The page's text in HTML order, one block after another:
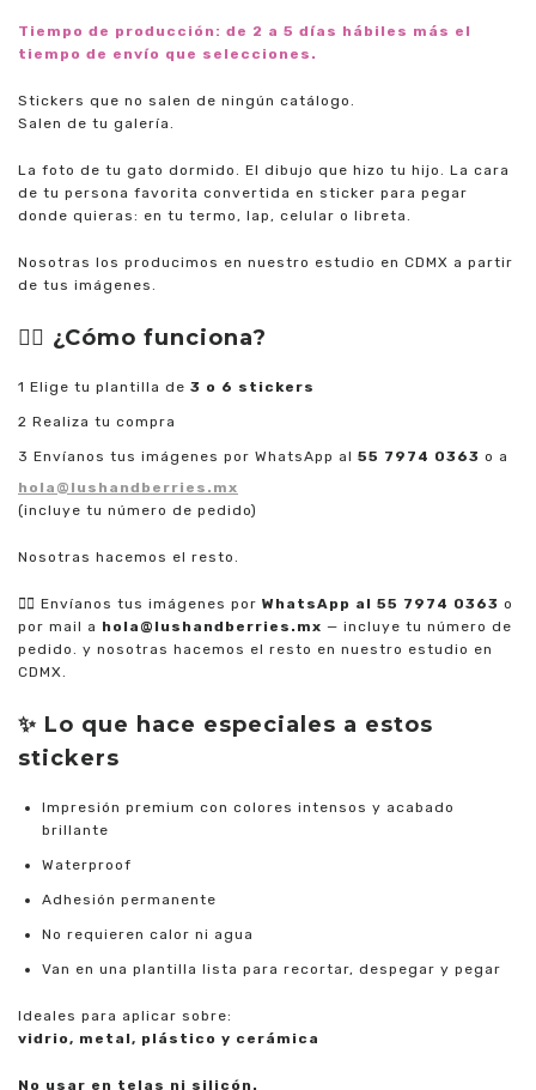
Tiempo de producción: de 2 a 5 días hábiles más el
tiempo de envío que selecciones.
Stickers que no salen de ningún catálogo.
Salen de tu galería.
La foto de tu gato dormido. El dibujo que hizo tu hijo. La cara
de tu persona favorita convertida en sticker para pegar
donde quieras: en tu termo, lap, celular o libreta.
Nosotras los producimos en nuestro estudio en CDMX a partir
de tus imágenes.
👉🏼 ¿Cómo funciona?
Elige tu plantilla de 3 o 6 stickers
Realiza tu compra
Envíanos tus imágenes por WhatsApp al 55 7974 0363 o a
hola@lushandberries.mx
(incluye tu número de pedido)
Nosotras hacemos el resto.
👉🏼 Envíanos tus imágenes por WhatsApp al 55 7974 0363 o
por mail a hola@lushandberries.mx — incluye tu número de
pedido. y nosotras hacemos el resto en nuestro estudio en
CDMX.
✨ Lo que hace especiales a estos
stickers
Impresión premium con colores intensos y acabado
brillante
Waterproof
Adhesión permanente
No requieren calor ni agua
Van en una plantilla lista para recortar, despegar y pegar
Ideales para aplicar sobre:
vidrio, metal, plástico y cerámica
No usar en telas ni silicón.